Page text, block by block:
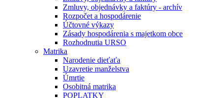
Zmluvy, objednávky a faktúry - archív
Rozpočet a hospodárenie
Účtovné výkazy
Zásady hospodárenia s majetkom obce
Rozhodnutia URSO
Matrika
Narodenie dieťaťa
Uzavretie manželstva
Úmrtie
Osobitná matrika
POPLATKY